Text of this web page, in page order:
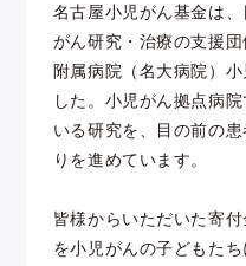
名古屋小児がん基金は
がん研究・治療の支援
附属病院（名大病院）
した。小児がん拠点病
いる研究を、目の前の
りを進めています。
皆様からいただいた寄
を小児がんの子どもた